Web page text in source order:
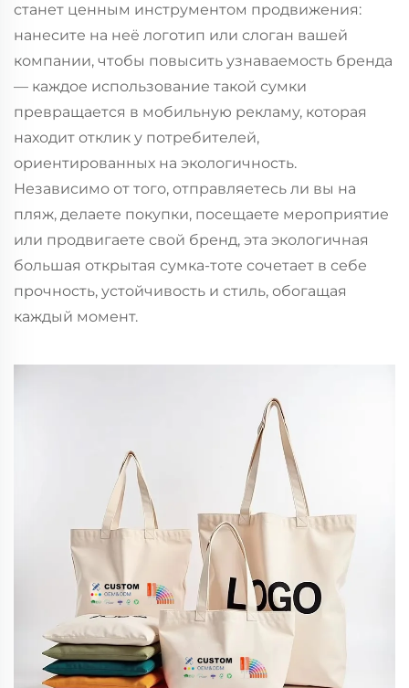
станет ценным инструментом продвижения:
нанесите на неё логотип или слоган вашей
компании, чтобы повысить узнаваемость бренда
— каждое использование такой сумки
превращается в мобильную рекламу, которая
находит отклик у потребителей,
ориентированных на экологичность.
Независимо от того, отправляетесь ли вы на
пляж, делаете покупки, посещаете мероприятие
или продвигаете свой бренд, эта экологичная
большая открытая сумка-тоте сочетает в себе
прочность, устойчивость и стиль, обогащая
каждый момент.